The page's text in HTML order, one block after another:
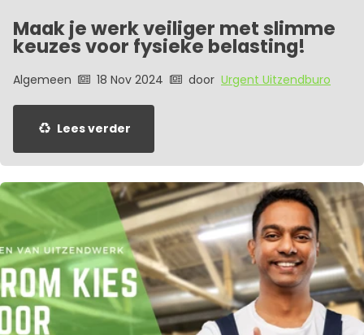
Maak je werk veiliger met slimme
keuzes voor fysieke belasting!
Algemeen 18 Nov 2024 door Urgent Uitzendburo
Lees verder